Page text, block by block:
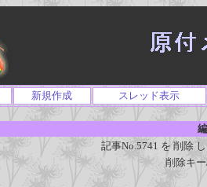
新規作成 スレッド表示
記事No.5741 を 削除
削除キ